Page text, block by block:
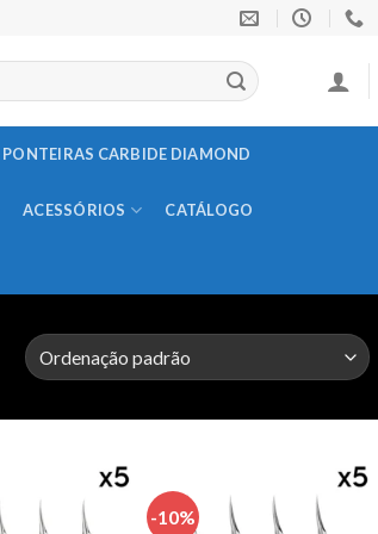
PONTEIRAS CARBIDE DIAMOND
ACESSÓRIOS CATÁLOGO
-10%